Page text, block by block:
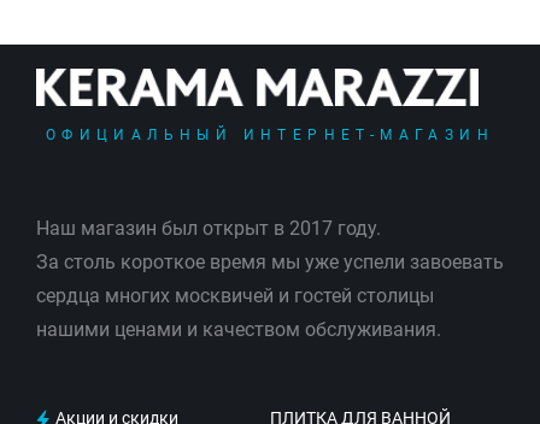
ОФИЦИАЛЬНЫЙ ИНТЕРНЕТ-МАГАЗИН
Наш магазин был открыт в 2017 году.
За столь короткое время мы уже успели завоевать
сердца многих москвичей и гостей столицы
нашими ценами и качеством обслуживания.
Акции и скидки ПЛИТКА ДЛЯ ВАННОЙ